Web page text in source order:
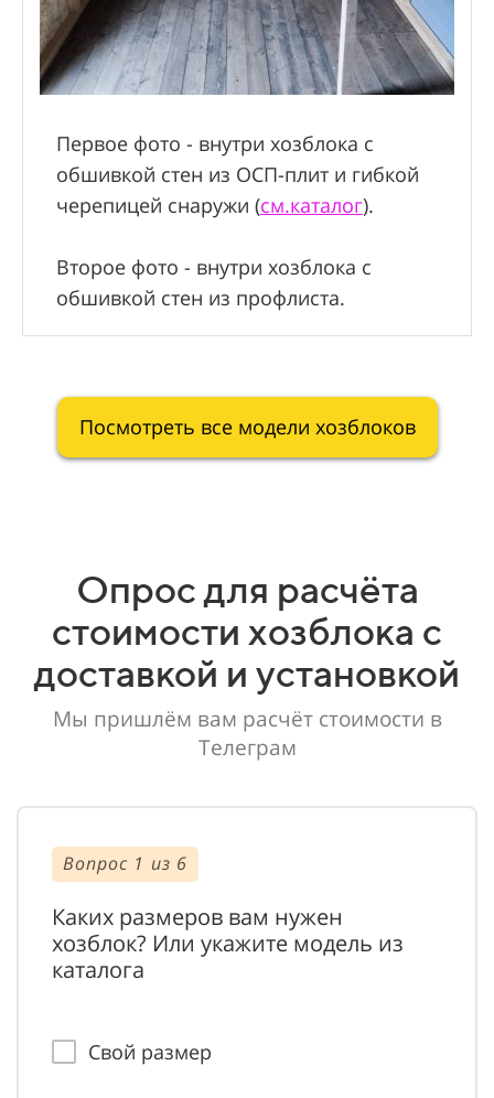
Первое фото - внутри хозблока с
обшивкой стен из ОСП-плит и гибкой
черепицей снаружи (см.каталог).
Второе фото - внутри хозблока с
обшивкой стен из профлиста.
Посмотреть все модели хозблоков
Опрос для расчёта
стоимости хозблока с
доставкой и установкой
Мы пришлём вам расчёт стоимости в
Телеграм
Вопрос 1 из 6
Каких размеров вам нужен
хозблок? Или укажите модель из
каталога
Свой размер